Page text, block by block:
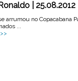
|
arrumou no Copacabana
...